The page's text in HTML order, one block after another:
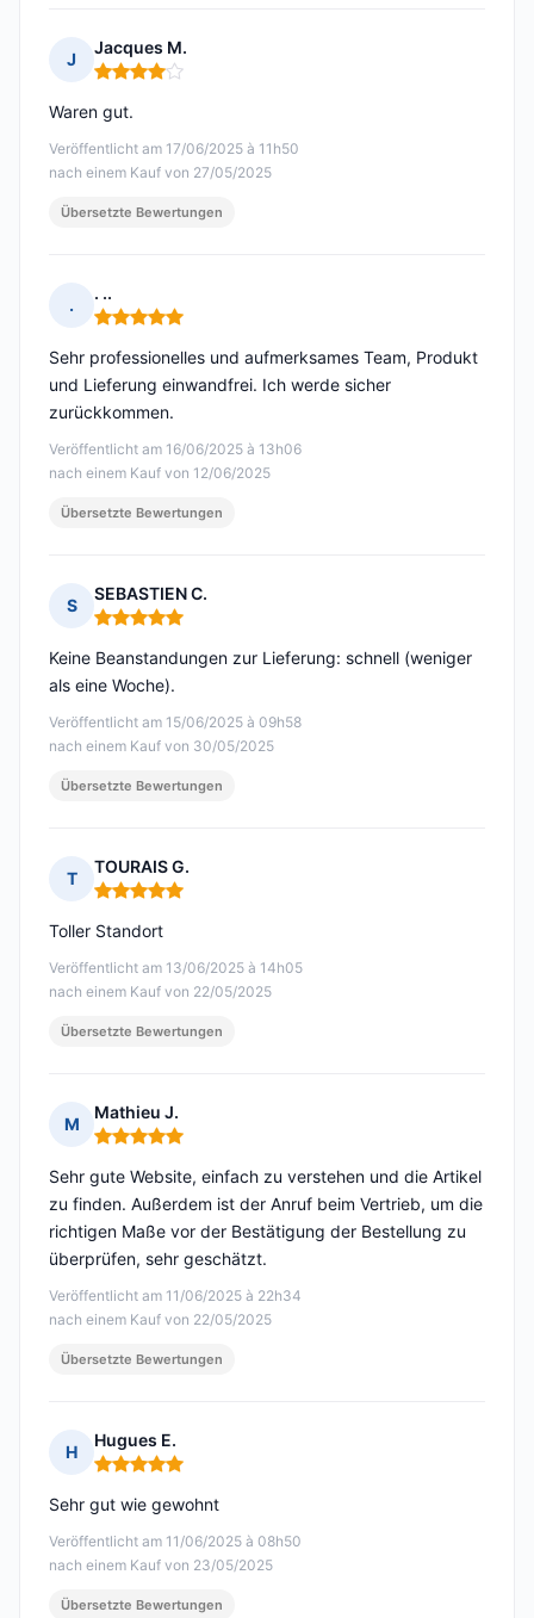
J
Jacques M.
Hinweis: 4 von 5
Veröffentlicht am 17/06/2025 à 11h50
nach einem Kauf von 27/05/2025
Waren gut.
Übersetzte Bewertungen
.
. ..
Hinweis: 5 von 5
Veröffentlicht am 16/06/2025 à 13h06
nach einem Kauf von 12/06/2025
Sehr professionelles und aufmerksames Team, Produkt
und Lieferung einwandfrei. Ich werde sicher
zurückkommen.
Übersetzte Bewertungen
S
SEBASTIEN C.
Hinweis: 5 von 5
Veröffentlicht am 15/06/2025 à 09h58
nach einem Kauf von 30/05/2025
Keine Beanstandungen zur Lieferung: schnell (weniger
als eine Woche).
Übersetzte Bewertungen
T
TOURAIS G.
Hinweis: 5 von 5
Veröffentlicht am 13/06/2025 à 14h05
nach einem Kauf von 22/05/2025
Toller Standort
Übersetzte Bewertungen
M
Mathieu J.
Hinweis: 5 von 5
Veröffentlicht am 11/06/2025 à 22h34
nach einem Kauf von 22/05/2025
Sehr gute Website, einfach zu verstehen und die Artikel
zu finden. Außerdem ist der Anruf beim Vertrieb, um die
richtigen Maße vor der Bestätigung der Bestellung zu
überprüfen, sehr geschätzt.
Übersetzte Bewertungen
H
Hugues E.
Hinweis: 5 von 5
Veröffentlicht am 11/06/2025 à 08h50
nach einem Kauf von 23/05/2025
Sehr gut wie gewohnt
Übersetzte Bewertungen